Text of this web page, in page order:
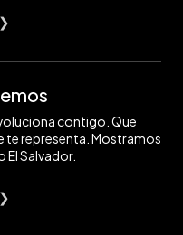
contigo. Que
te representa. Mostramos
El Salvador.